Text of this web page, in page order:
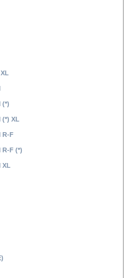
(*)
(*) XL
R-F
R-F (*)
XL